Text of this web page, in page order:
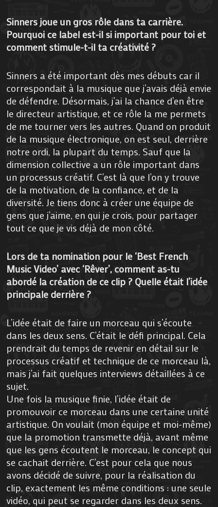
Sinners joue un gros rôle dans ta carrière.
Pourquoi ce label est-il si important pour toi et
comment stimule-t-il ta créativité ?
Sinners a été important dès mes débuts car il
correspondait à la musique que j’avais déjà envie
de défendre. Désormais, j’ai la chance d’en être
le directeur artistique, et ce rôle la me permets
de me tourner vers les autres. Quand on produit
de la musique électronique, on est seul, derrière
notre ordi, la plupart du temps. Sauf que la
dimension collective a un rôle important dans
un processus créatif. C’est là que l’on y trouve
de la motivation, de la confiance, et de la
diversité. Je tiens donc à créer une équipe de
gens que j’aime, en qui je crois, pour partager
tout ce que je vis déjà de mon côté.
Lors de ta nomination pour le ‘Best French
Music Video’ avec ‘Rêver’, comment as-tu
abordé la création de ce clip ? Quelle était l’idée
principale derrière ?
L’idée était de faire un morceau qui s’écoute
dans les deux sens. C’était le défi principal. Cela
prendrait du temps de revenir en détail sur le
processus créatif et technique de ce morceau là,
mais j’ai fait quelques interviews détaillées à ce
sujet.
Une fois la musique finie, l’idée était de
promouvoir ce morceau dans une certaine unité
artistique. On voulait (mon équipe et moi-même)
que la promotion transmette déjà, avant même
que les gens écoutent le morceau, le concept qui
se cachait derrière. C’est pour cela que nous
avons décidé de suivre, pour la réalisation du
clip, exactement les même conditions : une seule
vidéo, qui peut se regarder dans les deux sens.